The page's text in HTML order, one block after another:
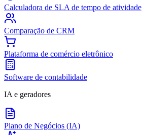
Calculadora de SLA de tempo de atividade
Comparação de CRM
Plataforma de comércio eletrônico
Software de contabilidade
IA e geradores
Plano de Negócios (IA)